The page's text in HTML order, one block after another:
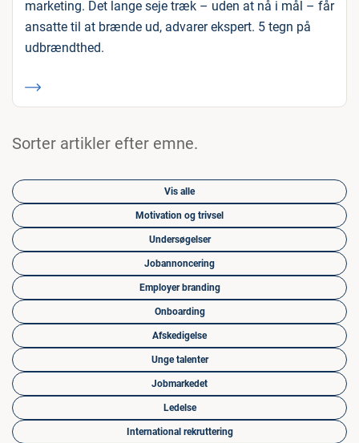
marketing. Det lange seje træk – uden at nå i mål – får
ansatte til at brænde ud, advarer ekspert. 5 tegn på
udbrændthed.
Sorter artikler efter emne.
Vis alle
Motivation og trivsel
Undersøgelser
Jobannoncering
Employer branding
Onboarding
Afskedigelse
Unge talenter
Jobmarkedet
Ledelse
International rekruttering